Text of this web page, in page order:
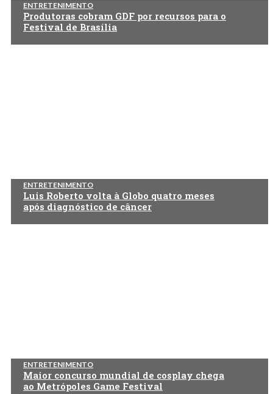
ENTRETENIMENTO
Produtoras cobram GDF por recursos para o
Festival de Brasília
ENTRETENIMENTO
Luis Roberto volta à Globo quatro meses
após diagnóstico de câncer
ENTRETENIMENTO
Maior concurso mundial de cosplay chega
ao Metrópoles Game Festival